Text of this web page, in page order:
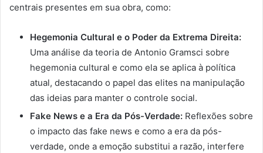
centrais presentes em sua obra, como:
Hegemonia Cultural e o Poder da Extrema Direita:
Uma análise da teoria de Antonio Gramsci sobre
hegemonia cultural e como ela se aplica à política
atual, destacando o papel das elites na manipulação
das ideias para manter o controle social.
Fake News e a Era da Pós-Verdade: Reflexões sobre
o impacto das fake news e como a era da pós-
verdade, onde a emoção substitui a razão, interfere